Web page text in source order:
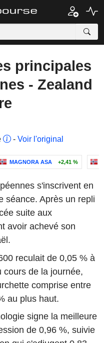
principales
- Zealand
- Voir l'original
MAGNORA ASA +2,41 %
s'inscrivent en
séance. Après un repli
suite aux
avoir achevé son
reculait de 0,05 % à
cours de la journée,
comprise entre
au plus haut.
signe la meilleure
de 0,96 %, suivie